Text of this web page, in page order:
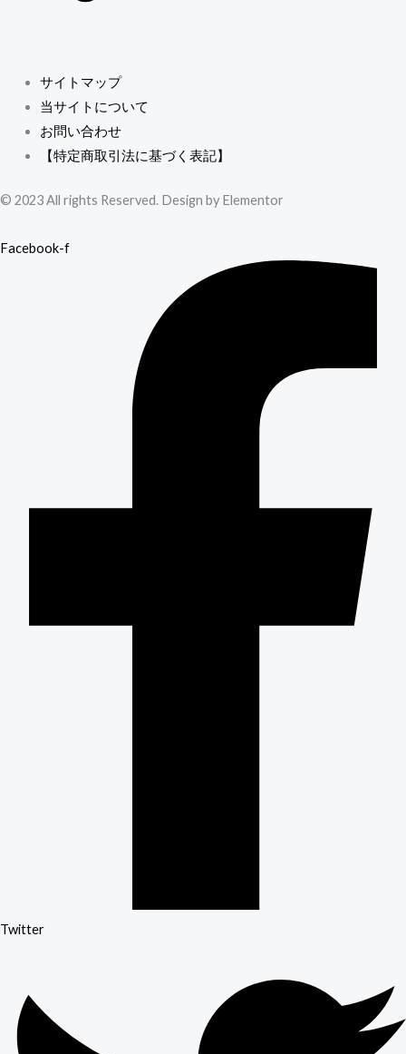
サイトマップ
当サイトについて
お問い合わせ
【特定商取引法に基づく表記】
© 2023 All rights Reserved. Design by Elementor
Facebook-f
Twitter